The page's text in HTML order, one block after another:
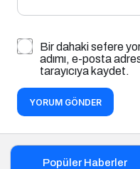
Bir dahaki sefere
adımı, e-posta
tarayıcıya kaydet.
YORUM GÖNDER
Popüler Haberler